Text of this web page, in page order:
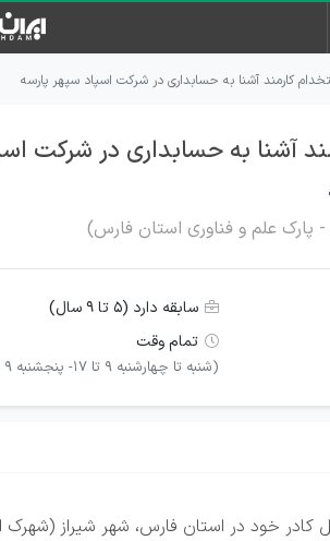
کارمند آشنا به حسابداری در شرکت اسپاد سپهر پارسه
آشنا به حسابداری در شرکت
پارک علم و فناوری استان فارس)
سابقه دارد (۵ تا ۹ سال)
تمام وقت
(شنبه تا چهارشنبه 9 تا 17- پنجشنبه 9 تا 14)
خود در استان فارس، شهر شیراز (شهرک